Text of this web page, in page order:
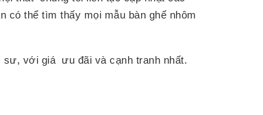
có thể tìm thấy mọi mẫu bàn ghế nhôm
với giá ưu đãi và cạnh tranh nhất.